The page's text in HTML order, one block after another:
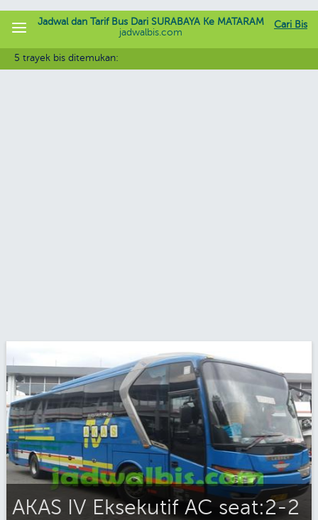
Cari Bis
Jadwal dan Tarif Bus Dari SURABAYA Ke MATARAM
jadwalbis.com
5 trayek bis ditemukan:
AKAS IV Eksekutif AC seat:2-2